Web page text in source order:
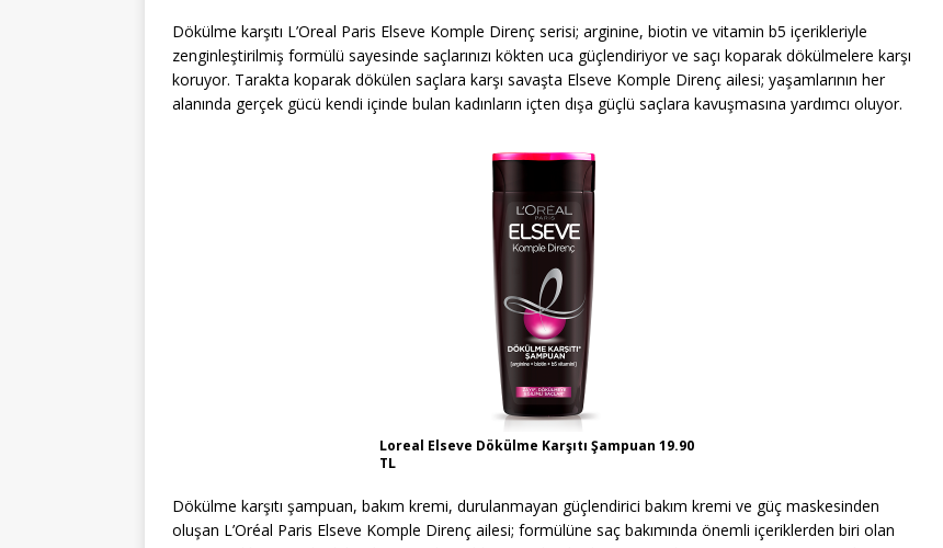
Dökülme karşıtı L’Oreal Paris Elseve Komple Direnç serisi; arginine, biotin ve vitamin b5 içerikleriyle
zenginleştirilmiş formülü sayesinde saçlarınızı kökten uca güçlendiriyor ve saçı koparak dökülmelere karşı
koruyor. Tarakta koparak dökülen saçlara karşı savaşta Elseve Komple Direnç ailesi; yaşamlarının her
alanında gerçek gücü kendi içinde bulan kadınların içten dışa güçlü saçlara kavuşmasına yardımcı oluyor.
Loreal Elseve Dökülme Karşıtı Şampuan 19.90
TL
Dökülme karşıtı şampuan, bakım kremi, durulanmayan güçlendirici bakım kremi ve güç maskesinden
oluşan L’Oréal Paris Elseve Komple Direnç ailesi; formülüne saç bakımında önemli içeriklerden biri olan